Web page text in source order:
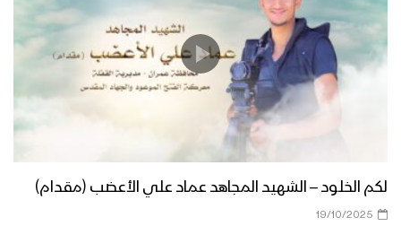
لكم الخلود – الشهيد المجاهد عماد علي الأعضب (مقدام)
19/10/2025